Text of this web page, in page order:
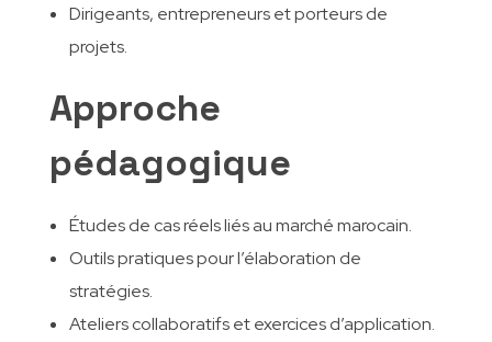
Dirigeants, entrepreneurs et porteurs de
projets.
Approche
pédagogique
Études de cas réels liés au marché marocain.
Outils pratiques pour l’élaboration de
stratégies.
Ateliers collaboratifs et exercices d’application.